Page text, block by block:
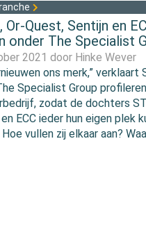
Or-Quest, Sentijn en
onder The Specialist
2021 door Hinke Wever
ons merk,” verklaart
Specialist Group
zodat de dochters
ECC ieder hun eigen plek
Hoe vullen zij elkaar aan?